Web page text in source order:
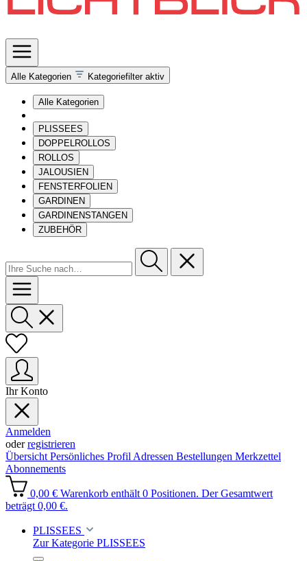
Alle Kategorien Kategoriefilter aktiv
Alle Kategorien
PLISSEES
DOPPELROLLOS
ROLLOS
JALOUSIEN
FENSTERFOLIEN
GARDINEN
GARDINENSTANGEN
ZUBEHÖR
Ihr Konto
Anmelden
oderregistrieren
Übersicht Persönliches Profil Adressen Bestellungen Merkzettel
Abonnements
0,00 € Warenkorb enthält 0 Positionen. Der Gesamtwert
beträgt 0,00 €.
PLISSEES
Zur Kategorie PLISSEES